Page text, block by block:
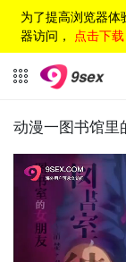
为了提高浏览器体
器访问， 点击下载
动漫一图书馆里